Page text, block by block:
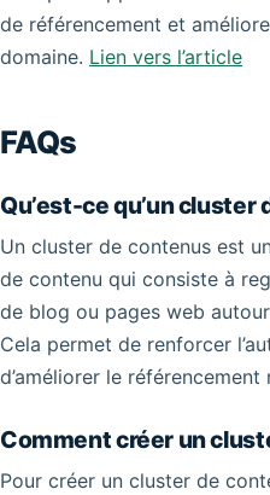
de référencement et
domaine. Lien vers l’article
FAQs
Qu’est-ce qu’un cluster
Un cluster de contenus est
de contenu qui consiste à
de blog ou pages web
Cela permet de renforcer
d’améliorer le référencement
Comment créer un
Pour créer un cluster de